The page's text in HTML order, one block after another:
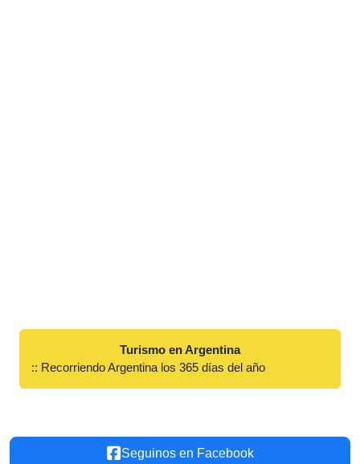
Turismo en Argentina
:: Recorriendo Argentina los 365 días del año
Seguinos en Facebook